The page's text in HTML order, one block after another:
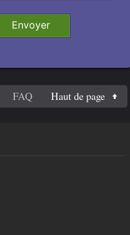
Envoyer
FAQ Haut de page